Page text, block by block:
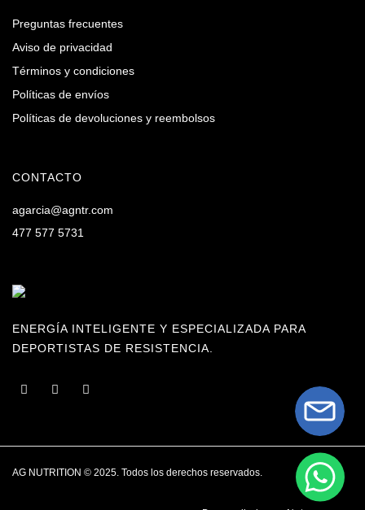
Preguntas frecuentes
Aviso de privacidad
Términos y condiciones
Políticas de envíos
Políticas de devoluciones y reembolsos
CONTACTO
agarcia@agntr.com
477 577 5731
ENERGÍA INTELIGENTE Y ESPECIALIZADA PARA
DEPORTISTAS DE RESISTENCIA.
AG NUTRITION © 2025. Todos los derechos reservados.